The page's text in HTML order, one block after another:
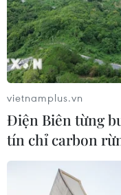
Ớt nhập khẩu từ
trăm người tiêu
khuẩn Salmonella
07/08/2026 00:43
Nước thải từ máy
phát hiện sớm
06/08/2026 22:30
vietnamplus.vn
Điện Biên từng
tín chỉ carbon